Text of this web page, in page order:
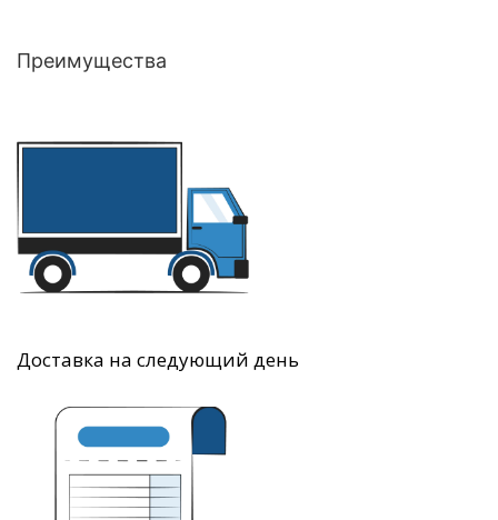
Преимущества
Доставка на следующий день